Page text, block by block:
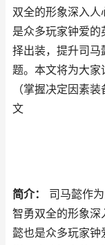
双全的形象深入
是众多玩家钟爱
择出装，提升司马
题。本文将为大家
（掌握决定因素
文
简介：
司马懿作
智勇双全的形象深
懿也是众多玩家